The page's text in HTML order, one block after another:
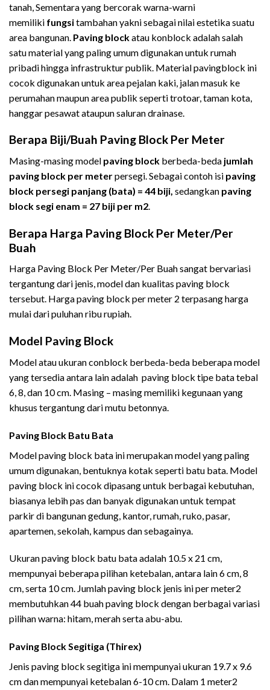
tanah, Sementara yang bercorak warna-warni
memiliki fungsitambahan yakni sebagai nilai estetika suatu
area bangunan. Paving blockatau konblock adalah salah
satu material yang paling umum digunakan untuk rumah
pribadi hingga infrastruktur publik. Material pavingblock ini
cocok digunakan untuk area pejalan kaki, jalan masuk ke
perumahan maupun area publik seperti trotoar, taman kota,
hanggar pesawat ataupun saluran drainase.
Berapa Biji/Buah Paving Block Per Meter
Masing-masing model paving block berbeda-beda jumlah
paving block per meterpersegi. Sebagai contoh isi paving
block persegi panjang (bata) = 44 biji, sedangkan paving
block segi enam = 27 biji per m2.
Berapa Harga Paving Block Per Meter/Per
Buah
Harga Paving Block Per Meter/Per Buah sangat bervariasi
tergantung dari jenis, model dan kualitas paving block
tersebut. Harga paving block per meter 2 terpasang harga
mulai dari puluhan ribu rupiah.
Model Paving Block
Model atau ukuran conblock berbeda-beda beberapa model
yang tersedia antara lain adalah paving block tipe bata tebal
6, 8, dan 10 cm. Masing – masing memiliki kegunaan yang
khusus tergantung dari mutu betonnya.
Paving Block Batu Bata
Model paving block bata ini merupakan model yang paling
umum digunakan, bentuknya kotak seperti batu bata. Model
paving block ini cocok dipasang untuk berbagai kebutuhan,
biasanya lebih pas dan banyak digunakan untuk tempat
parkir di bangunan gedung, kantor, rumah, ruko, pasar,
apartemen, sekolah, kampus dan sebagainya.
Ukuran paving block batu bata adalah 10.5 x 21 cm,
mempunyai beberapa pilihan ketebalan, antara lain 6 cm, 8
cm, serta 10 cm. Jumlah paving block jenis ini per meter2
membutuhkan 44 buah paving block dengan berbagai variasi
pilihan warna: hitam, merah serta abu-abu.
Paving Block Segitiga (Thirex)
Jenis paving block segitiga ini mempunyai ukuran 19.7 x 9.6
cm dan mempunyai ketebalan 6-10 cm. Dalam 1 meter2